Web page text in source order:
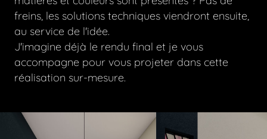
freins, les solutions techniques viendront ensuite,
au service de l'idée.
J'imagine déjà le rendu final et je vous
accompagne pour vous projeter dans cette
réalisation sur-mesure.